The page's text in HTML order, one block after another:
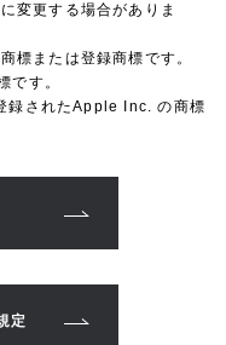
変更する場合がありま
標または登録商標です。
す。
録されたApple Inc. の商標
定